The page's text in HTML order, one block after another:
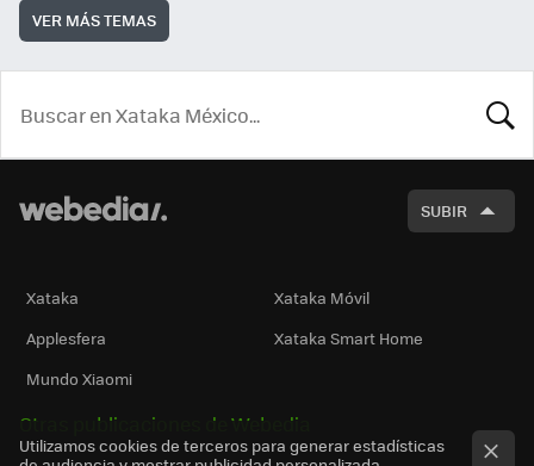
VER MÁS TEMAS
SUBIR
Xataka
Xataka Móvil
Applesfera
Xataka Smart Home
Mundo Xiaomi
Otras publicaciones de Webedia
Utilizamos cookies de terceros para generar estadísticas